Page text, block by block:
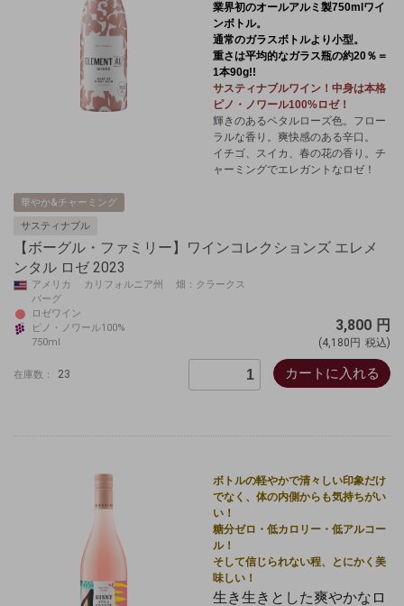
業界初のオールアルミ製750mlワイ
ンボトル。
通常のガラスボトルより小型。
重さは平均的なガラス瓶の約20％＝
1本90g!!
サスティナブルワイン！中身は本格
ピノ・ノワール100%ロゼ！
輝きのあるペタルローズ色。フロー
ラルな香り。爽快感のある辛口。
イチゴ、スイカ、春の花の香り。チ
ャーミングでエレガントなロゼ！
華やか&チャーミング
サスティナブル
【ボーグル・ファミリー】ワインコレクションズ エレメ
ンタル ロゼ 2023
アメリカ カリフォルニア州 畑：クラークス
バーグ
ロゼワイン
ピノ・ノワール100%
750ml
3,800 円
(4,180円 税込)
在庫数： 23 カートに入れる
ボトルの軽やかで清々しい印象だけ
でなく、体の内側からも気持ちがい
い！
糖分ゼロ・低カロリー・低アルコー
ル！
そして信じられない程、とにかく美
味しい！
生き生きとした爽やかなロ